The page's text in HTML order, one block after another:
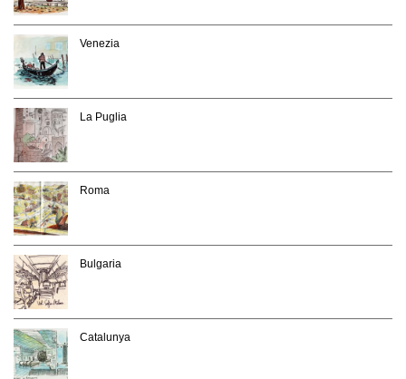
Venezia
La Puglia
Roma
Bulgaria
Catalunya